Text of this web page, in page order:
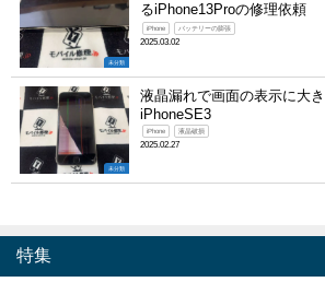
未分類
るiPhone13Proの修理依頼
iPhone バッテリーの膨張
2025.03.02
未分類
液晶漏れで画面の表示に大
iPhoneSE3
iPhone 液晶破損
2025.02.27
特集